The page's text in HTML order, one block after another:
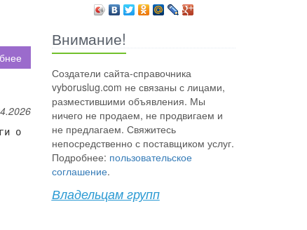
о
Внимание!
Создатели сайта-справочника
vyboruslug.com не связаны с лицами,
разместившими объявления. Мы
ничего не продаем, не продвигаем и
не предлагаем. Свяжитесь
непосредственно с поставщиком услуг.
Подробнее: пользовательское
соглашение.
Владельцам групп